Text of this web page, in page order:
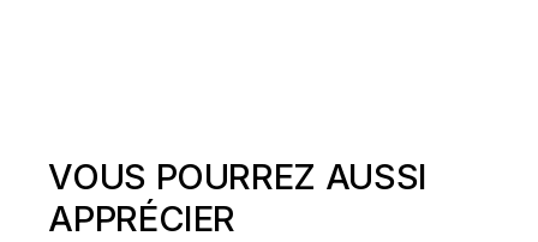
VOUS POURREZ AUSSI
APPRÉCIER